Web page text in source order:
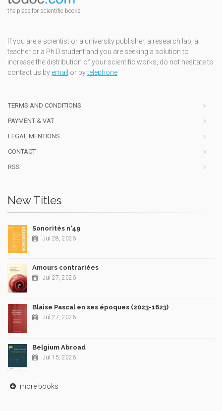
the place for scientific books
If you are a scientist or a university publisher, a research lab, a
teacher or a Ph.D.student and you are seeking a solution to
increase the distribution of your scientific works, do not hesitate to
contact us by email or bytelephone
TERMS AND CONDITIONS
PAYMENT & VAT
LEGAL MENTIONS
CONTACT
RSS
New Titles
Sonorités n°49
Jul 28, 2026
Amours contrariées
Jul 27, 2026
Blaise Pascal en ses époques (2023-1623)
Jul 27, 2026
Belgium Abroad
Jul 15, 2026
more books